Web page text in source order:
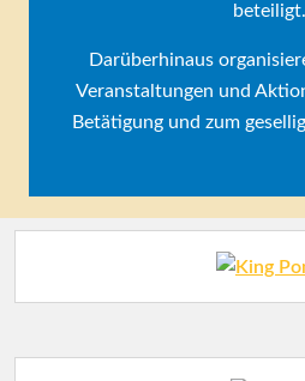
beteiligt.
Darüberhinaus
Veranstaltungen und
Betätigung und zum